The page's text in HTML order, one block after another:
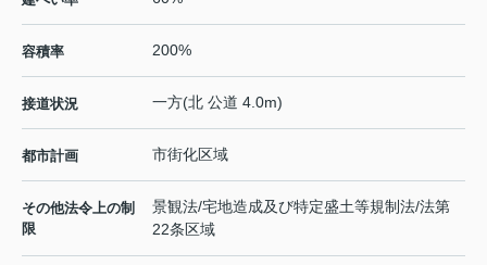
容積率 200%
接道状況 一方(北 公道 4.0m)
都市計画 市街化区域
その他法令上の制
限
景観法/宅地造成及び特定盛土等規制法/法第
22条区域